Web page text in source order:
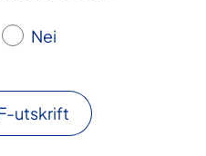
Nei
utskrift